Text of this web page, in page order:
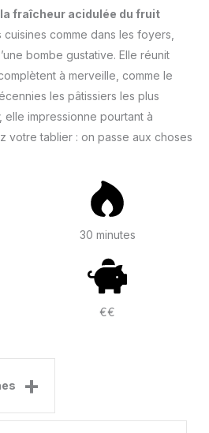
fraîcheur acidulée du fruit
comme dans les foyers,
bombe gustative. Elle réunit
à merveille, comme le
les pâtissiers les plus
, elle impressionne pourtant à
votre tablier : on passe aux choses
30 minutes
€€
+